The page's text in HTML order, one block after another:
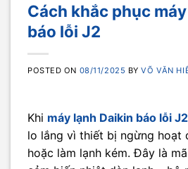
Cách khắc phục
báo lỗi J2
POSTED ON 08/11/2025 BYVÕ VĂN
Khi máy lạnh Daikin báo lỗi J2
lo lắng vì thiết bị ngừng hoạt
hoặc làm lạnh kém. Đây là